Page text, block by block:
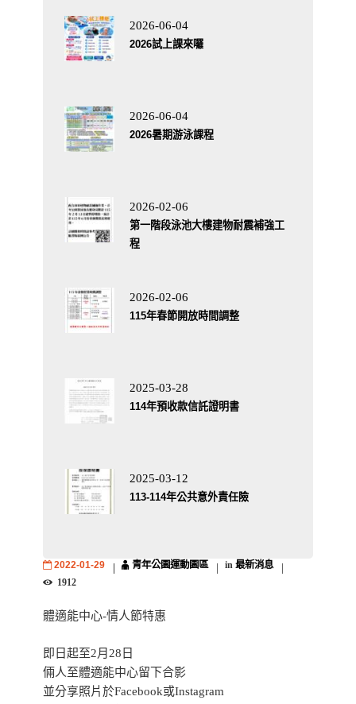
2026-06-04
2026試上課來囉
2026-06-04
2026暑期游泳課程
2026-02-06
第一階段泳池大樓建物耐震補強工
程
2026-02-06
115年春節開放時間調整
2025-03-28
114年預收款信託證明書
2025-03-12
113-114年公共意外責任險
2022-01-29 青年公園運動園區 in 最新消息
1912
體適能中心-情人節特惠
即日起至2月28日
倆人至體適能中心留下合影
並分享照片於Facebook或Instagram